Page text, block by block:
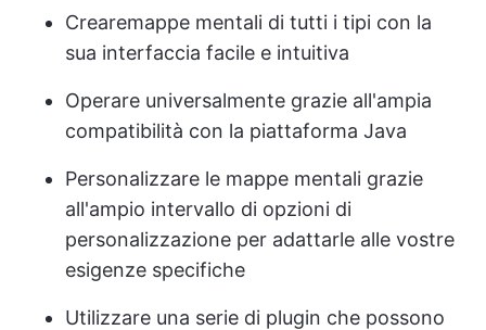
Crearemappe mentali di tutti i tipi con la
sua interfaccia facile e intuitiva
Operare universalmente grazie all'ampia
compatibilità con la piattaforma Java
Personalizzare le mappe mentali grazie
all'ampio intervallo di opzioni di
personalizzazione per adattarle alle vostre
esigenze specifiche
Utilizzare una serie di plugin che possono